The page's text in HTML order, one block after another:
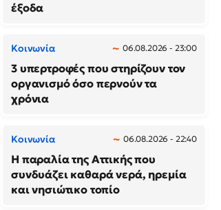
έξοδα
Κοινωνία 06.08.2026 - 23:00
3 υπερτροφές που στηρίζουν τον
οργανισμό όσο περνούν τα
χρόνια
Κοινωνία 06.08.2026 - 22:40
Η παραλία της Αττικής που
συνδυάζει καθαρά νερά, ηρεμία
και νησιώτικο τοπίο